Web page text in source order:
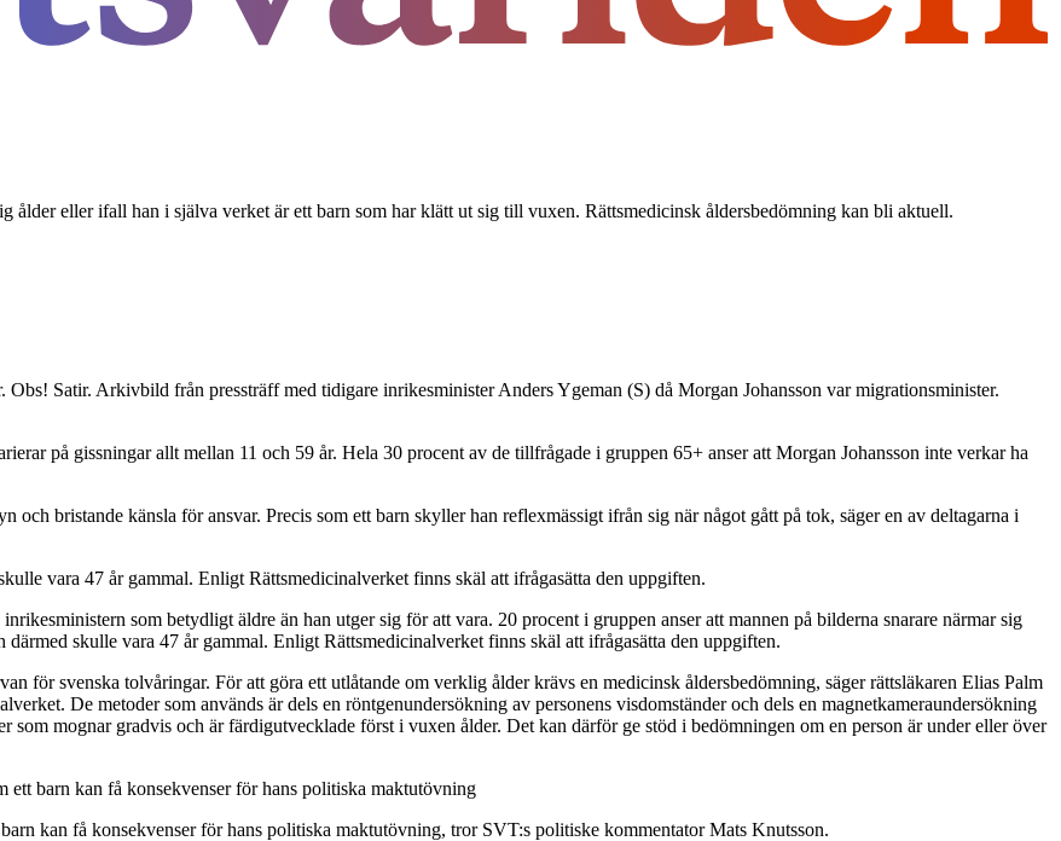
ålder eller ifall han i själva verket är ett barn som har klätt ut sig till vuxen. Rättsmedicinsk åldersbedömning kan bli aktuell.
Obs! Satir. Arkivbild från pressträff med tidigare inrikesminister Anders Ygeman (S) då Morgan Johansson var migrationsminister.
på gissningar allt mellan 11 och 59 år. Hela 30 procent av de tillfrågade i gruppen 65+ anser att Morgan Johansson inte verkar ha
och bristande känsla för ansvar. Precis som ett barn skyller han reflexmässigt ifrån sig när något gått på tok, säger en av deltagarna i
vara 47 år gammal. Enligt Rättsmedicinalverket finns skäl att ifrågasätta den uppgiften.
som betydligt äldre än han utger sig för att vara. 20 procent i gruppen anser att mannen på bilderna snarare närmar sig
skulle vara 47 år gammal. Enligt Rättsmedicinalverket finns skäl att ifrågasätta den uppgiften.
för svenska tolvåringar. För att göra ett utlåtande om verklig ålder krävs en medicinsk åldersbedömning, säger rättsläkaren Elias Palm
De metoder som används är dels en röntgenundersökning av personens visdomständer och dels en magnetkameraundersökning
som mognar gradvis och är färdigutvecklade först i vuxen ålder. Det kan därför ge stöd i bedömningen om en person är under eller över
ett barn kan få konsekvenser för hans politiska maktutövning
kan få konsekvenser för hans politiska maktutövning, tror SVT:s politiske kommentator Mats Knutsson.